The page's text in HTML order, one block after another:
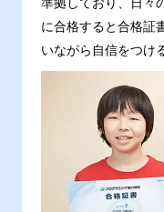
準拠しており、日々
に合格すると合格証
いながら自信をつけ